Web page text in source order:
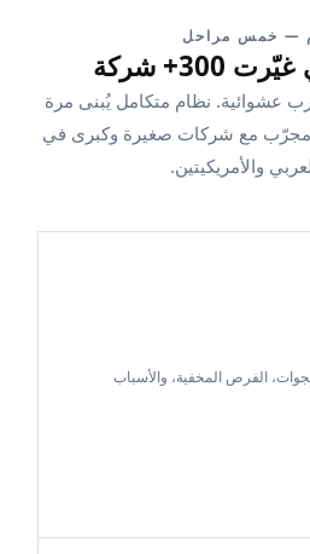
— خمس مراحل
شركة
عشوائية. نظام متكامل يُبنى مرة
مجرّب مع شركات صغيرة وكبرى في
والأمريكيتين.
الفرص المخفية، والأسباب